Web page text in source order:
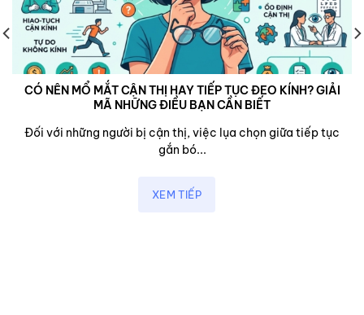
CÓ NÊN MỔ MẮT CẬN THỊ HAY TIẾP TỤC ĐEO KÍNH? GIẢI
MÃ NHỮNG ĐIỀU BẠN CẦN BIẾT
Đối với những người bị cận thị, việc lụa chọn giữa tiếp tục
gắn bó...
XEM TIẾP